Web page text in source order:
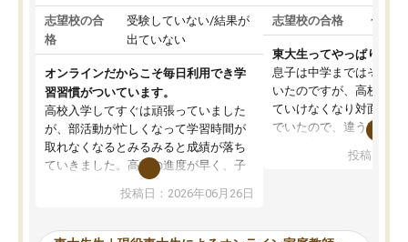
志望校の合
格
受験していない/結果が
出ていない
オンラインだからこそ毎日利用でき学
習習慣がついています。
高校入学してすぐは頑張っていました
が、部活動が忙しくなって学習時間が
取れなくなるとみるみると成績が落ち
ていきました。高校の進度が早く、子
供も家に帰って勉強の話すると嫌な反
応を示します。東大先生にお願いして
れるので、親としても安心です。毎日
投稿日：2026年06月26日
志望校の合格 合格
東大生ってやっぱりすご
息子は中学まではそこそ
いたのですが、高校に入
ていけなくなり対面の塾
でいたので、違うアプロ
で、当初は模試でD判定
自習室が毎日使えていつ
投稿日：